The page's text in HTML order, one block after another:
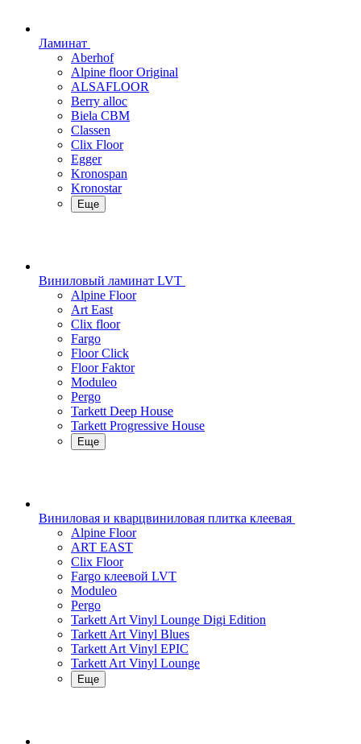
Ламинат
Aberhof
Alpine floor Original
ALSAFLOOR
Berry alloc
Biela CBM
Classen
Clix Floor
Egger
Kronospan
Kronostar
Еще
Виниловый ламинат LVT
Alpine Floor
Art East
Clix floor
Fargo
Floor Click
Floor Faktor
Moduleo
Pergo
Tarkett Deep House
Tarkett Progressive House
Еще
Виниловая и кварцвиниловая плитка клеевая
Alpine Floor
ART EAST
Clix Floor
Fargo клеевой LVT
Moduleo
Pergo
Tarkett Art Vinyl Lounge Digi Edition
Tarkett Art Vinyl Blues
Tarkett Art Vinyl EPIC
Tarkett Art Vinyl Lounge
Еще